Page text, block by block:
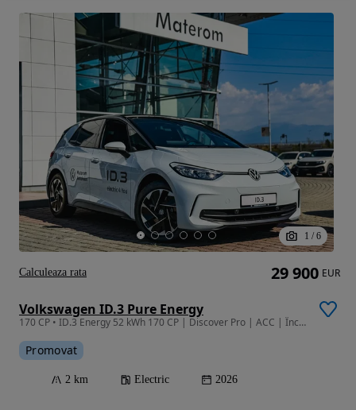
1 / 6
Volkswagen ID.3 Pure Energy
170 CP • ID.3 Energy 52 kWh 170 CP | Discover Pro | ACC | Încălzire în Scaune
Promovat
2 km Electric 2026
29 900 EUR
Calculeaza rata